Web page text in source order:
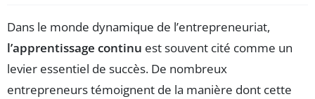
Dans le monde dynamique de l’entrepreneuriat,
l’apprentissage continu est souvent cité comme un
levier essentiel de succès. De nombreux
entrepreneurs témoignent de la manière dont cette